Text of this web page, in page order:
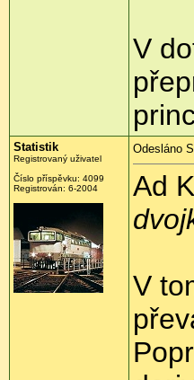
V
Statistik
Registrovaný uživatel
Číslo příspěvku: 4099
Registrován: 6-2004
Odesláno
Ad
V